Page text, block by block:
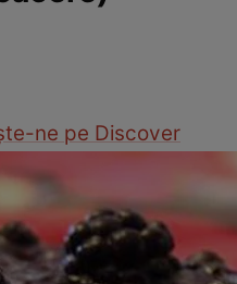
ne pe Discover